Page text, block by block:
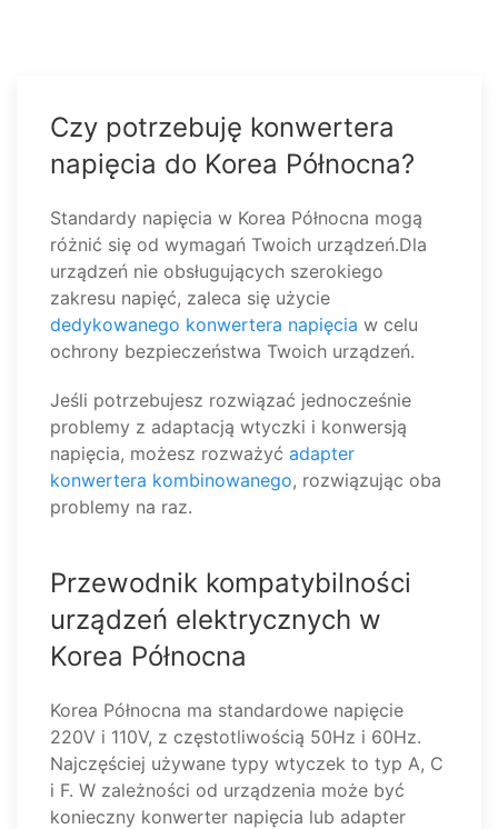
Czy potrzebuję konwertera
napięcia do Korea Północna?
Standardy napięcia w Korea Północna mogą
różnić się od wymagań Twoich urządzeń.Dla
urządzeń nie obsługujących szerokiego
zakresu napięć, zaleca się użycie
dedykowanego konwertera napięcia w celu
ochrony bezpieczeństwa Twoich urządzeń.
Jeśli potrzebujesz rozwiązać jednocześnie
problemy z adaptacją wtyczki i konwersją
napięcia, możesz rozważyć adapter
konwertera kombinowanego, rozwiązując oba
problemy na raz.
Przewodnik kompatybilności
urządzeń elektrycznych w
Korea Północna
Korea Północna ma standardowe napięcie
220V i 110V, z częstotliwością 50Hz i 60Hz.
Najczęściej używane typy wtyczek to typ A, C
i F. W zależności od urządzenia może być
konieczny konwerter napięcia lub adapter